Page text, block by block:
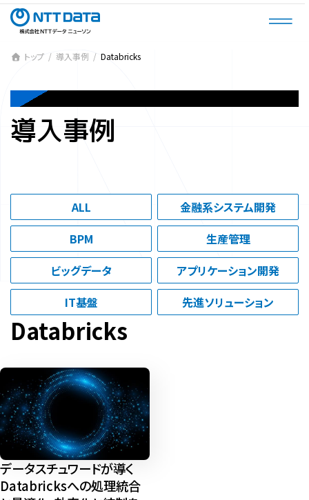
コ
ナ
トップ 導入事例 Databricks
導入事例
CASES
ALL
金融系システム開発
BPM
生産管理
ビッグデータ
アプリケーション開発
IT基盤
先進ソリューション
Databricks
データスチュワードが導く
Databricksへの処理統合